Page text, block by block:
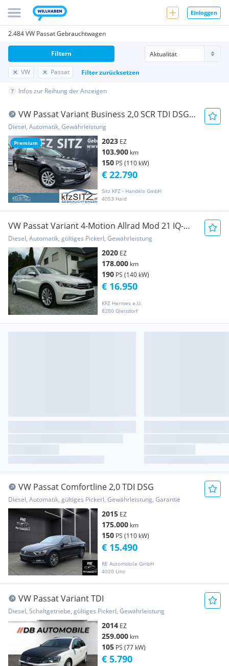
Einloggen
2.484 VW Passat Gebrauchtwagen
VW Passat Filter zurücksetzen
Filtern
Infos zur Reihung der Anzeigen
Premium
VW Passat Variant Business 2,0 SCR TDI DSG |
VIRTU...
Diesel, Automatik, Gewährleistung
2023 EZ
103.900 km
150 PS (110 kW)
Sitz KFZ - Handels GmbH
4053 Haid
€ 22.790
VW Passat Variant 4-Motion Allrad Mod 21 IQ-
Matrix...
Diesel, Automatik, gültiges Pickerl, Gewährleistung
2020 EZ
178.000 km
190 PS (140 kW)
KFZ Hermes e.U.
8200 Gleisdorf
€ 16.950
VW Passat Comfortline 2,0 TDI DSG
Diesel, Automatik, gültiges Pickerl, Gewährleistung, Garantie
2015 EZ
175.000 km
150 PS (110 kW)
RE Automobile GmbH
4020 Linz
€ 15.490
VW Passat Variant TDI
Diesel, Schaltgetriebe, gültiges Pickerl, Gewährleistung
2014 EZ
259.000 km
105 PS (77 kW)
€ 5.790